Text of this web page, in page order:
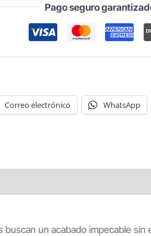
Pago seguro
Correo electrónico WhatsApp
buscan un acabado impecable